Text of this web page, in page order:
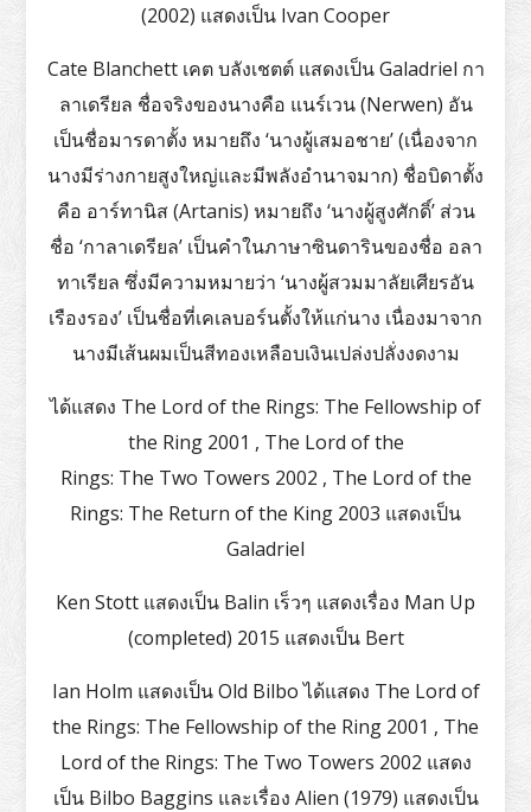
(2002) แสดงเป็น Ivan Cooper
Cate Blanchett เคต บลังเชตต์ แสดงเป็น Galadriel กา
ลาเดรียล ชื่อจริงของนางคือ แนร์เวน (Nerwen) อัน
เป็นชื่อมารดาตั้ง หมายถึง ‘นางผู้เสมอชาย’ (เนื่องจาก
นางมีร่างกายสูงใหญ่และมีพลังอำนาจมาก) ชื่อบิดาตั้ง
คือ อาร์ทานิส (Artanis) หมายถึง ‘นางผู้สูงศักดิ์’ ส่วน
ชื่อ ‘กาลาเดรียล’ เป็นคำในภาษาซินดารินของชื่อ อลา
ทาเรียล ซึ่งมีความหมายว่า ‘นางผู้สวมมาลัยเศียรอัน
เรืองรอง’ เป็นชื่อที่เคเลบอร์นตั้งให้แก่นาง เนื่องมาจาก
นางมีเส้นผมเป็นสีทองเหลือบเงินเปล่งปลั่งงดงาม
ได้แสดง The Lord of the Rings: The Fellowship of
the Ring 2001 , The Lord of the
Rings: The Two Towers 2002 , The Lord of the
Rings: The Return of the King 2003 แสดงเป็น
Galadriel
Ken Stott แสดงเป็น Balin เร็วๆ แสดงเรื่อง Man Up
(completed) 2015 แสดงเป็น Bert
Ian Holm แสดงเป็น Old Bilbo ได้แสดง The Lord of
the Rings: The Fellowship of the Ring 2001 , The
Lord of the Rings: The Two Towers 2002 แสดง
เป็น Bilbo Baggins และเรื่อง Alien (1979) แสดงเป็น